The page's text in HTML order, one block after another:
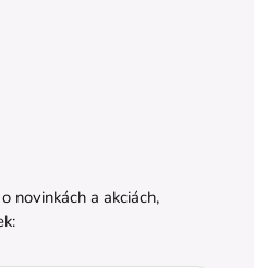
novinkách a akciách,